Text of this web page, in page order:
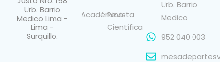
Urb. Barrio
Medico Lima -
Lima -
Surquillo.
Académico
Revista
Científica
Urb. Barrio
Medico
952 040 003